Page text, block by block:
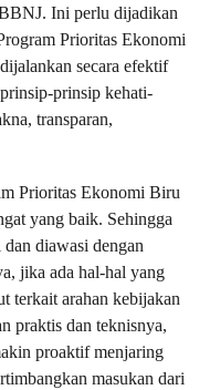
Ini perlu dijadikan
Prioritas Ekonomi
secara efektif
prinsip kehati-
transparan,
Prioritas Ekonomi Biru
yang baik. Sehingga
diawasi dengan
jika ada hal-hal yang
terkait arahan kebijakan
praktis dan teknisnya,
proaktif menjaring
masukan dari